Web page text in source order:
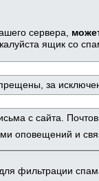
сервера,
ящик со
за
с сайта.
оповещений и
фильтрации